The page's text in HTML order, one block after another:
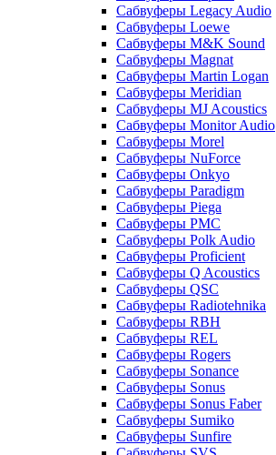
Сабвуферы Legacy Audio
Сабвуферы Loewe
Сабвуферы M&K Sound
Сабвуферы Magnat
Сабвуферы Martin Logan
Сабвуферы Meridian
Сабвуферы MJ Acoustics
Сабвуферы Monitor Audio
Сабвуферы Morel
Сабвуферы NuForce
Сабвуферы Onkyo
Сабвуферы Paradigm
Сабвуферы Piega
Сабвуферы PMC
Сабвуферы Polk Audio
Сабвуферы Proficient
Сабвуферы Q Acoustics
Сабвуферы QSC
Сабвуферы Radiotehnika
Сабвуферы RBH
Сабвуферы REL
Сабвуферы Rogers
Сабвуферы Sonance
Сабвуферы Sonus
Сабвуферы Sonus Faber
Сабвуферы Sumiko
Сабвуферы Sunfire